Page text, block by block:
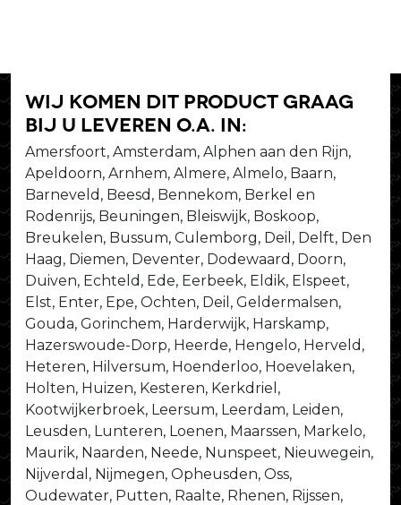
Wij komen dit product graag
bij u leveren o.a. in:
Amersfoort, Amsterdam, Alphen aan den Rijn,
Apeldoorn, Arnhem, Almere, Almelo, Baarn,
Barneveld, Beesd, Bennekom, Berkel en
Rodenrijs, Beuningen, Bleiswijk, Boskoop,
Breukelen, Bussum, Culemborg, Deil, Delft, Den
Haag, Diemen, Deventer, Dodewaard, Doorn,
Duiven, Echteld, Ede, Eerbeek, Eldik, Elspeet,
Elst, Enter, Epe, Ochten, Deil, Geldermalsen,
Gouda, Gorinchem, Harderwijk, Harskamp,
Hazerswoude-Dorp, Heerde, Hengelo, Herveld,
Heteren, Hilversum, Hoenderloo, Hoevelaken,
Holten, Huizen, Kesteren, Kerkdriel,
Kootwijkerbroek, Leersum, Leerdam, Leiden,
Leusden, Lunteren, Loenen, Maarssen, Markelo,
Maurik, Naarden, Neede, Nunspeet, Nieuwegein,
Nijverdal, Nijmegen, Opheusden, Oss,
Oudewater, Putten, Raalte, Rhenen, Rijssen,